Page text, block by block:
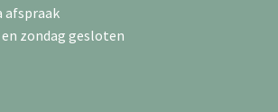
afspraak
zondag gesloten